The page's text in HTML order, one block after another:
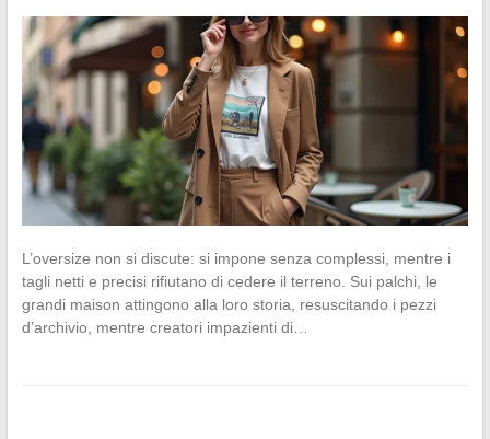
L’oversize non si discute: si impone senza complessi, mentre i
tagli netti e precisi rifiutano di cedere il terreno. Sui palchi, le
grandi maison attingono alla loro storia, resuscitando i pezzi
d’archivio, mentre creatori impazienti di…